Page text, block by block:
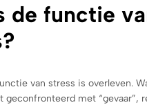
de functie
van stress is overleven.
geconfronteerd met “gevaar”,